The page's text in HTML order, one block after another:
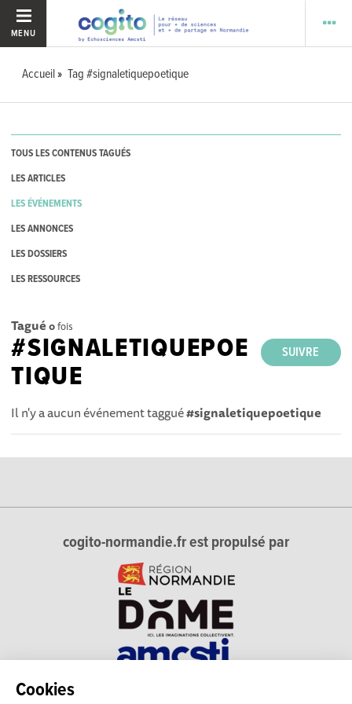
Cookies
MENU
Accueil Tag #signaletiquepoetique
TOUS LES CONTENUS TAGUÉS
LES ARTICLES
LES ÉVÉNEMENTS
LES ANNONCES
LES DOSSIERS
LES RESSOURCES
Tagué 0fois
SUIVRE
#SIGNALETIQUEPOE
TIQUE
Il n'y a aucun événement taggué#signaletiquepoetique
cogito-normandie.fr est propulsé par